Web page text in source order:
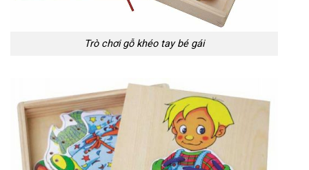
Trò chơi gỗ khéo tay bé gái